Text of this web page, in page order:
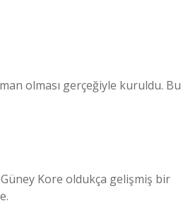
olması gerçeğiyle kuruldu. Bu
Kore oldukça gelişmiş bir